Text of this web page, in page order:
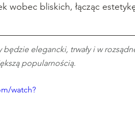
wobec bliskich, łącząc
będzie elegancki, trwały i w
popularnością.
watch?